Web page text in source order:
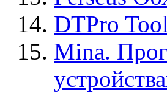
DTPro Tool
Mina.